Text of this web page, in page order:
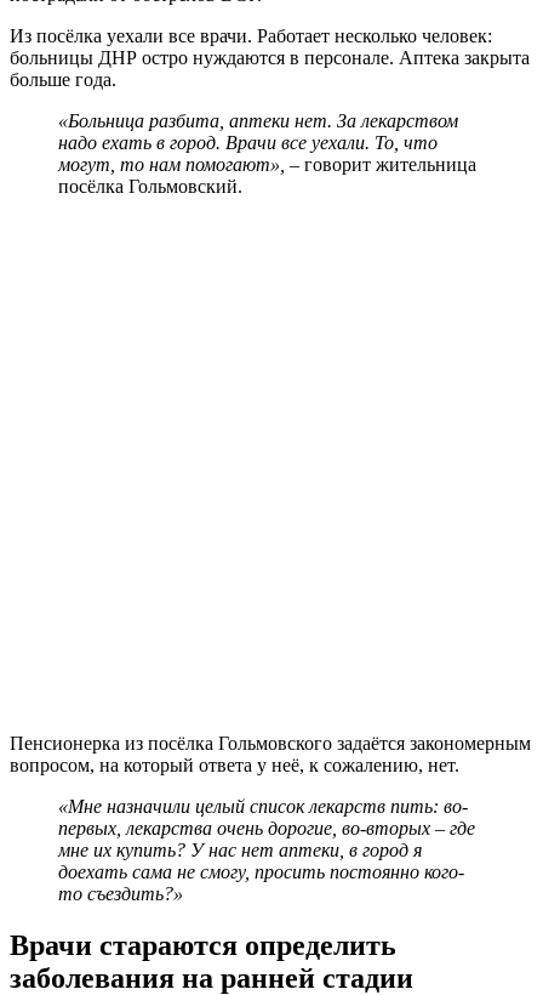
Из посёлка уехали все врачи. Работает несколько человек:
больницы ДНР остро нуждаются в персонале. Аптека закрыта
больше года.
«Больница разбита, аптеки нет. За лекарством
надо ехать в город. Врачи все уехали. То, что
могут, то нам помогают», – говорит жительница
посёлка Гольмовский.
Пенсионерка из посёлка Гольмовского задаётся закономерным
вопросом, на который ответа у неё, к сожалению, нет.
«Мне назначили целый список лекарств пить: во-
первых, лекарства очень дорогие, во-вторых – где
мне их купить? У нас нет аптеки, в город я
доехать сама не смогу, просить постоянно кого-
то съездить?»
Врачи стараются определить
заболевания на ранней стадии